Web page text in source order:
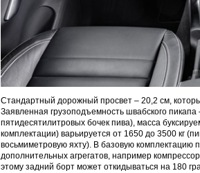
Стандартный дорожный просвет – 20,2 см,
Заявленная грузоподъемность швабского
пятидесятилитровых бочек пива), масса
комплектации) варьируется от 1650 до 3500 кг
восьмиметровую яхту). В базовую комплектацию
дополнительных агрегатов, например
этому задний борт может откидываться на 180